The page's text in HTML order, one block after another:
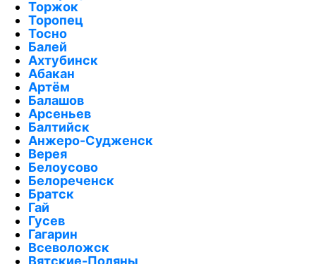
Торжок
Торопец
Тосно
Балей
Ахтубинск
Абакан
Артём
Балашов
Арсеньев
Балтийск
Анжеро-Судженск
Верея
Белоусово
Белореченск
Братск
Гай
Гусев
Гагарин
Всеволожск
Вятские-Поляны